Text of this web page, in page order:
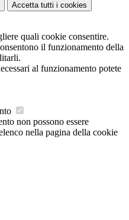
Accetta tutti i cookies
quali cookie consentire.
il funzionamento della
al funzionamento potete
non possono essere
nella pagina della cookie